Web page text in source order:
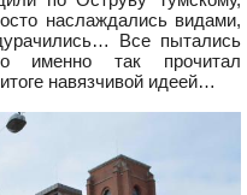
наслаждались видами,
Все пытались
именно так прочитал
навязчивой идеей…